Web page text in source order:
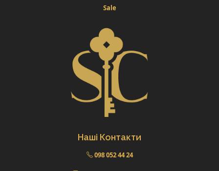
Sale
Наші Контакти
098 052 44 24